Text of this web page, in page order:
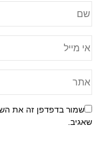
שמור בדפדפן זה את
שאגיב.